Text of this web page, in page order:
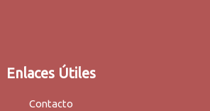
Enlaces Útiles
Contacto